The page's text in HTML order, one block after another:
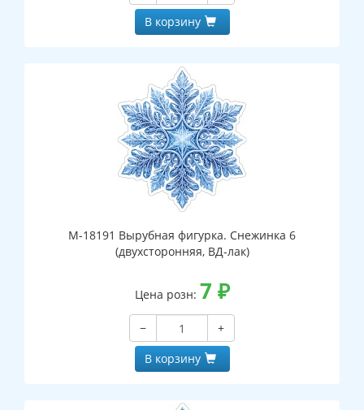
В корзину
М-18191 Вырубная фигурка. Снежинка 6
(двухсторонняя, ВД-лак)
Цена розн: 7 ₽
−
+
В корзину